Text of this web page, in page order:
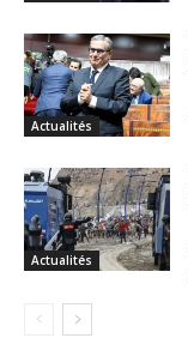
Actualités
Actualités